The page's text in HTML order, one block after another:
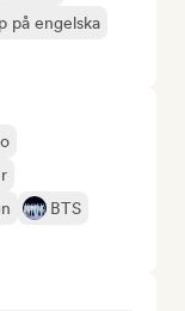
på engelska
BTS